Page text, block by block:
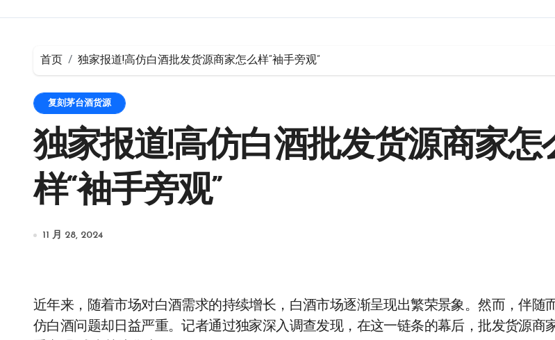
首页 独家报道!高仿白酒批发货源商家怎么样“袖手旁观”
复刻茅台酒货源
独家报道!高仿白酒批发货源商家怎
样“袖手旁观”
11 月 28, 2024
近年来，随着市场对白酒需求的持续增长，白酒市场逐渐呈现出繁荣景象。然而，伴随
仿白酒问题却日益严重。记者通过独家深入调查发现，在这一链条的幕后，批发货源商